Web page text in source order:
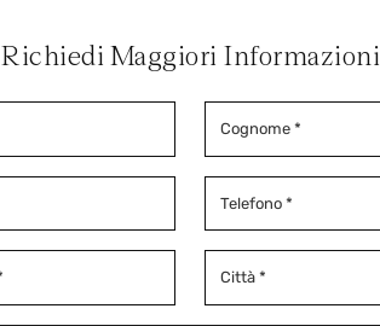
Richiedi Maggiori Informazioni